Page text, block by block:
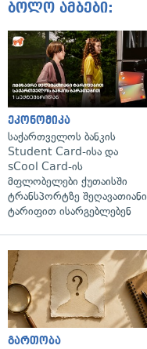
ბოლო ამბები:
ეკონომიკა
საქართველოს ბანკის
Student Card-ისა და
sCool Card-ის
მფლობელები ქუთაისში
ტრანსპორტზე შეღავათიანი
ტარიფით ისარგებლებენ
გართობა